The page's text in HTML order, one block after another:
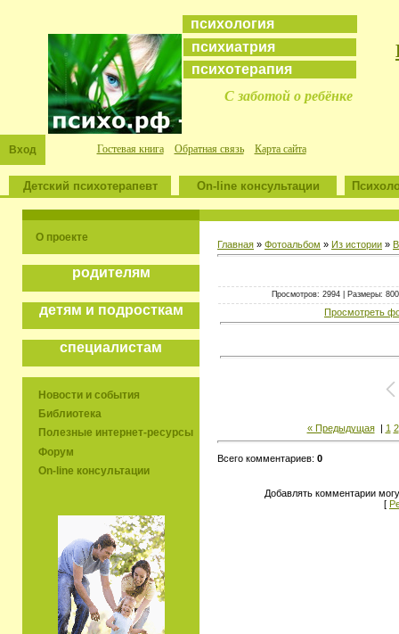
психология
психиатрия
психотерапия
С заботой о ребёнке
Вход Гостевая книга Обратная связь Карта сайта
Детский психотерапевт On-line консультации
О проекте
родителям
детям и подросткам
специалистам
Новости и события
Библиотека
Полезные интернет-ресурсы
Форум
On-line консультации
Главная » Фотоальбом » Из истории »
Просмотров: 2994 | Размеры:
Просмотреть
« Предыдущая| 1 2
Всего комментариев: 0
Добавлять комментарии
[